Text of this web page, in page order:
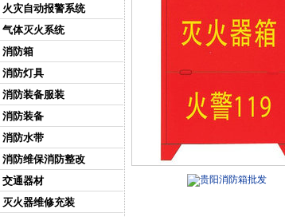
火灾自动报警系统
气体灭火系统
消防箱
消防灯具
消防装备服装
消防装备
消防水带
消防维保消防整改
交通器材
灭火器维修充装
贵阳消防箱批发